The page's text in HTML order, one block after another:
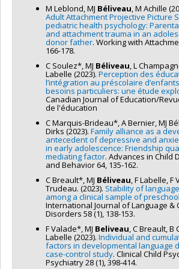
M Leblond, MJ Béliveau, M Achille
Adult Attachment Projective Picture
pediatric health psychology:
and attachment trauma in an
donor father. Working with
166-178.
C Soulez*, MJ Béliveau, L
Labelle (2023). Perception des
l’intégration au préscolaire
besoins particuliers: une étude
Canadian Journal of Education/
de l'éducation
C Marquis-Brideau*, A Bernier, MJ
Dirks (2023). Family alliance as a
antecedent of depressive and
in early adolescence: Friendship
mediating factor. Advances in Child
and Behavior 64, 135-162.
C Breault*, MJ Béliveau, F Labelle, F
Trudeau. (2023). Stability of
among a clinical sample of
International Journal of Language &
Disorders 58 (1), 138-153.
F Valade*, MJ Beliveau, C Breault, B
Labelle (2023). Individual and
factors in developmental language
case-control study. Clinical Child
Psychiatry 28 (1), 398-414.